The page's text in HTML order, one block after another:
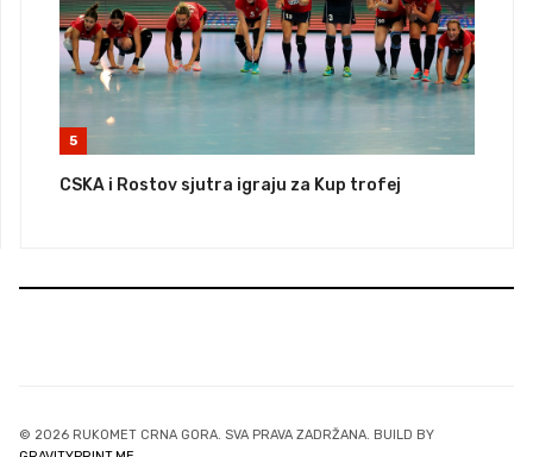
5
CSKA i Rostov sjutra igraju za Kup trofej
© 2026 RUKOMET CRNA GORA. SVA PRAVA ZADRŽANA. BUILD BY